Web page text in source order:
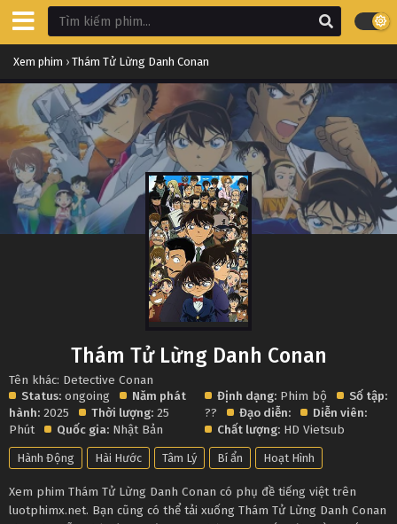
Xem phim › Thám Tử Lừng Danh Conan
Thám Tử Lừng Danh Conan
Tên khác: Detective Conan
Status: ongoing
Năm phát
hành: 2025 Thời lượng: 25
Phút
Quốc gia: Nhật Bản
Định dạng: Phim bộ
Số tập:
??
Đạo diễn:
Diễn viên:
Chất lượng: HD Vietsub
Hành Động Hài Hước Tâm Lý Bí ẩn Hoạt Hình
Xem phim Thám Tử Lừng Danh Conan có phụ đề tiếng việt trên
luotphimx.net. Bạn cũng có thể tải xuống Thám Tử Lừng Danh Conan